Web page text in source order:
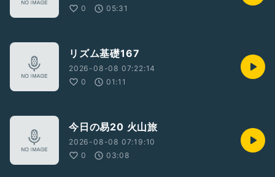
0
05:31
リズム基礎167
2026-08-08 07:22:14
0
01:11
今日の易20 火山旅
2026-08-08 07:19:10
0
03:08